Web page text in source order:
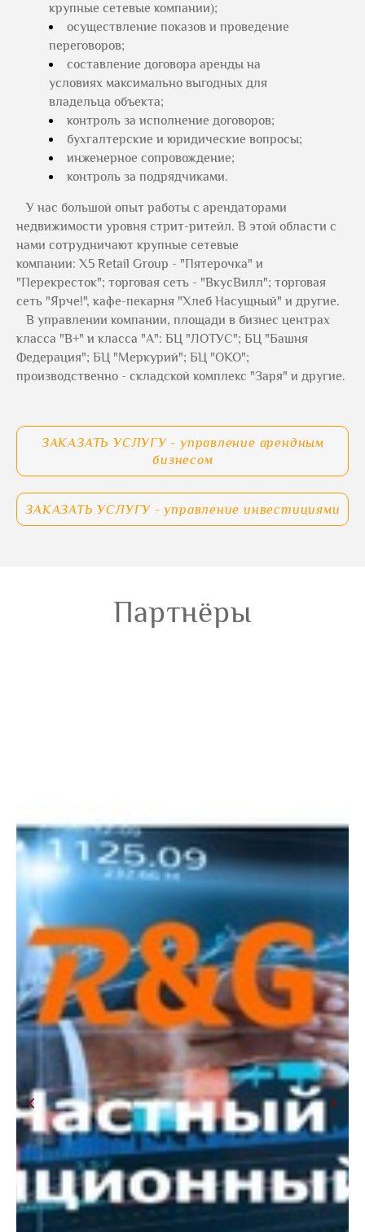
крупные сетевые компании);
осуществление показов и проведение
переговоров;
составление договора аренды на
условиях максимально выгодных для
владельца объекта;
контроль за исполнение договоров;
бухгалтерские и юридические вопросы;
инженерное сопровождение;
контроль за подрядчиками.
У нас большой опыт работы с арендаторами
недвижимости уровня стрит-ритейл. В этой области с
нами сотрудничают крупные сетевые
компании: Х5 Retail Group - "Пятерочка" и
"Перекресток"; торговая сеть - "ВкусВилл"; торговая
сеть "Ярче!", кафе-пекарня "Хлеб Насущный" и другие.
В управлении компании, площади в бизнес центрах
класса "В+" и класса "А": БЦ "ЛОТУС"; БЦ "Башня
Федерация"; БЦ "Меркурий"; БЦ "ОКО";
производственно - складской комплекс "Заря" и другие.
ЗАКАЗАТЬ УСЛУГУ - управление арендным
бизнесом
ЗАКАЗАТЬ УСЛУГУ - управление инвестициями
Партнёры